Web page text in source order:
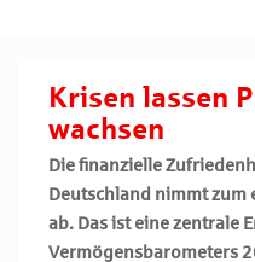
Krisen lassen
wachsen
Die finanzielle
Deutschland nimmt zum
ab. Das ist eine zentrale
Vermögensbarometers